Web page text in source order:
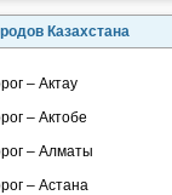
Казахстана
– Актау
– Актобе
– Алматы
– Астана